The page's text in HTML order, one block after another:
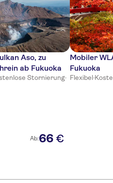
Aso, zu
ab Fukuoka
Stornierung·
Ab:66 €
Mobiler
Fukuoka
Flexibel·